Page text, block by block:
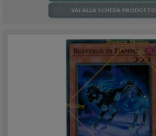
VAI ALLA SCHEDA PRODOTTO